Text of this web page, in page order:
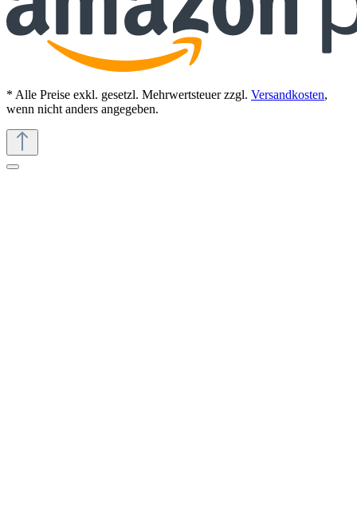
* Alle Preise exkl. gesetzl. Mehrwertsteuer zzgl. Versandkosten,
wenn nicht anders angegeben.